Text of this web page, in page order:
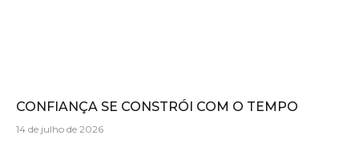
CONFIANÇA SE CONSTRÓI COM O TEMPO
14 de julho de 2026